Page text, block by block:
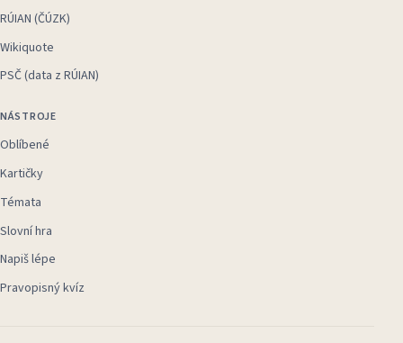
RÚIAN (ČÚZK)
Wikiquote
PSČ (data z RÚIAN)
NÁSTROJE
Oblíbené
Kartičky
Témata
Slovní hra
Napiš lépe
Pravopisný kvíz